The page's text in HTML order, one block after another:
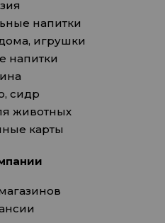
напитки
игрушки
напитки
сидр
животных
карты